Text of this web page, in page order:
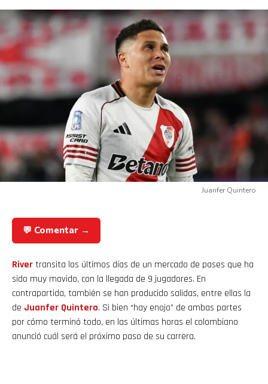
Juanfer Quintero
💬 Comentar →
Rivertransita los últimos días de un mercado de pases que ha
sido muy movido, con la llegada de 9 jugadores. En
contrapartida, también se han producido salidas, entre ellas la
de Juanfer Quintero. Si bien “hay enojo” de ambas partes
por cómo terminó todo, en las últimas horas el colombiano
anunció cuál será el próximo paso de su carrera.